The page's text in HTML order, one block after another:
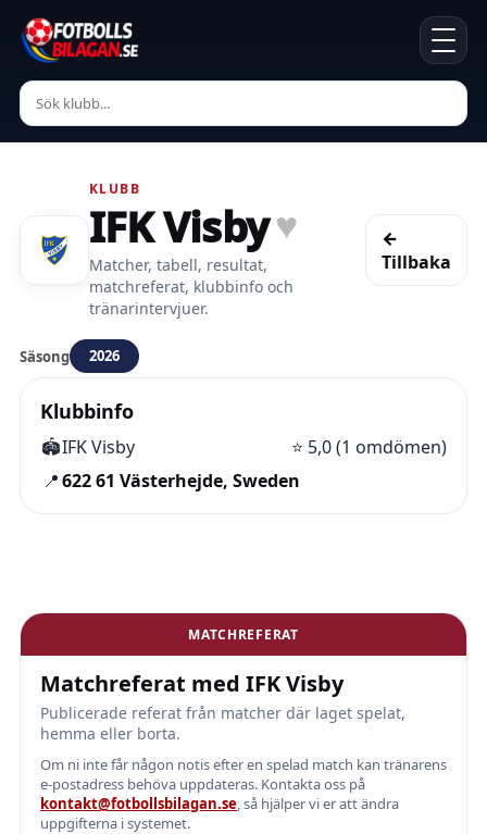
KLUBB
IFK Visby♥
Matcher, tabell, resultat,
matchreferat, klubbinfo och
tränarintervjuer.
←
Tillbaka
Säsong 2026
Klubbinfo
🏟️IFK Visby ⭐ 5,0 (1 omdömen)
📍622 61 Västerhejde, Sweden
MATCHREFERAT
Matchreferat med IFK Visby
Publicerade referat från matcher där laget spelat,
hemma eller borta.
Om ni inte får någon notis efter en spelad match kan tränarens
e-postadress behöva uppdateras. Kontakta oss på
kontakt@fotbollsbilagan.se, så hjälper vi er att ändra
uppgifterna i systemet.